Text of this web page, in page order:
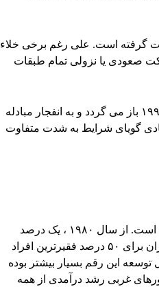
۱۹۸۰ تا ۲۰۱۶ و با مشارکت حدود ۷۰ کشور صورت گرفته است. علی رغم برخی خلاء
صعودی یا نزولی تمام طبقات
فرای رشد جهانی که منشاء آن به موج بزرگ لیبرالیزه کردن سالهای بین ۱۹۸۰-۱۹۹۰ باز می گردد و به انفجار مبادله
گویای شرایط به شدت متفاوت
یافته ها گویای آنست که تقریبا در تمام نقاط جهان نابرابری درآمدی افزایش یافته است. از سال ۱۹۸۰ ، یک درصد
ثروتمندترین افراد جهان درآمدشان ۲۷ درصد رشد کرده است در حالی که این میزان برای ۵۰ درصد فقیرترین افراد
توسعه این رقم بسیار بیشتر بوده
غربی رشد درآمدی از همه